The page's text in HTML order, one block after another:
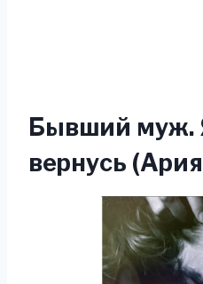
Бывший муж.
вернусь